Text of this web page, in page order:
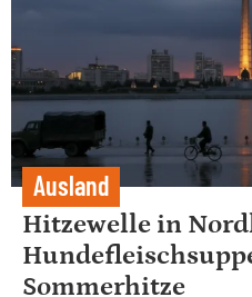
Ausland
Hitzewelle in
Sommerhitze